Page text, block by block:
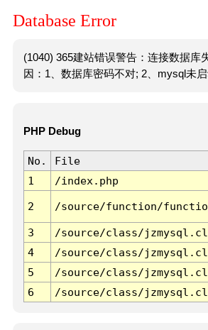
Database Error
(1040) 365建站错误警告：连接数据库
因：1、数据库密码不对; 2、mysql未启
PHP Debug
No. File
1
/index.php
2 /source/function/
3 /source/class/
4
/source/class/
5
/source/class/
6
/source/class/